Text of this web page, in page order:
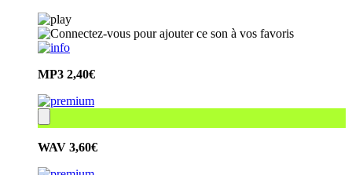
MP3 2,40€
WAV 3,60€